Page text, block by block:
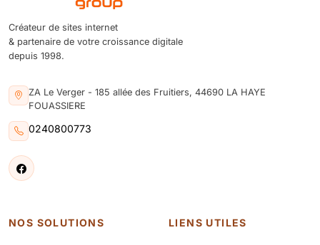
Créateur de sites internet
& partenaire de votre croissance digitale
depuis 1998.
ZA Le Verger - 185 allée des Fruitiers, 44690 LA HAYE
FOUASSIERE
0240800773
NOS SOLUTIONS LIENS UTILES